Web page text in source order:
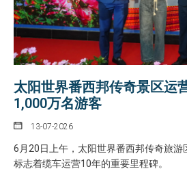
太阳世界番西邦传奇景区运
1,000万名游客
13-07-2026
6月20日上午，太阳世界番西邦传奇旅游
标志着缆车运营10年的重要里程碑。